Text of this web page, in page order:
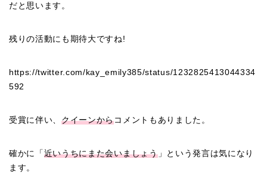
だと思います。
残りの活動にも期待大ですね!
https://twitter.com/kay_emily385/status/1232825413044334
592
受賞に伴い、クイーンからコメントもありました。
確かに「 近いうちにまた会いましょう」という発言は気になり
ます。